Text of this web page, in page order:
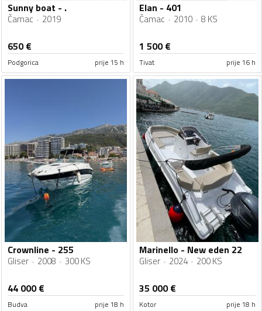
Sunny boat - .
Čamac 2019
650€
Podgorica prije 15 h
Elan - 401
Čamac 2010 8 KS
1 500€
Tivat prije 16 h
Crownline - 255
Gliser 2008 300 KS
44 000€
Budva prije 18 h
Marinello - New eden 22
Gliser 2024 200 KS
35 000€
Kotor prije 18 h